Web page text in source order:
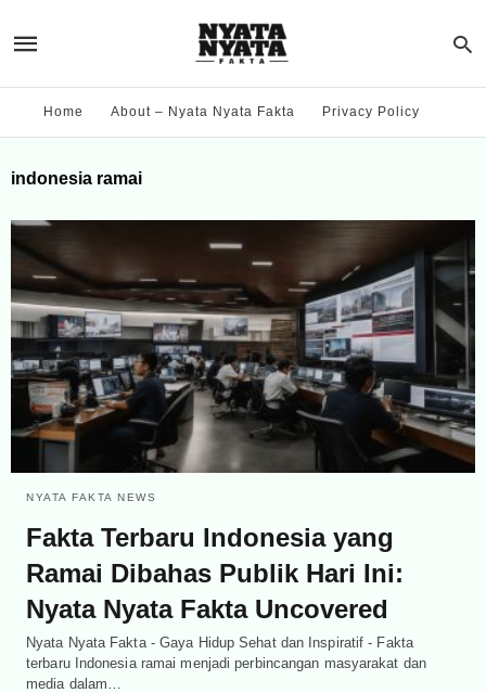
Home About – Nyata Nyata Fakta Privacy Policy
indonesia ramai
NYATA FAKTA NEWS
Fakta Terbaru Indonesia yang
Ramai Dibahas Publik Hari Ini:
Nyata Nyata Fakta Uncovered
Nyata Nyata Fakta - Gaya Hidup Sehat dan Inspiratif - Fakta
terbaru Indonesia ramai menjadi perbincangan masyarakat dan
media dalam…